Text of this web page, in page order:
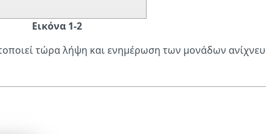
Εικόνα 1-2
τώρα λήψη και ενημέρωση των μονάδων